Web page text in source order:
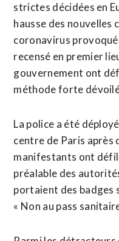
strictes décidées en
hausse des nouvelles
coronavirus
recensé en premier
gouvernement ont
méthode forte
La police a été
centre de Paris après
manifestants ont
préalable des
portaient des badges
« Non au pass